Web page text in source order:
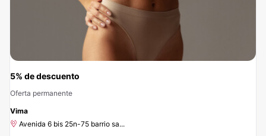
-5%
5% de descuento
Oferta permanente
Vima
Avenida 6 bis 25n-75 barrio sa...